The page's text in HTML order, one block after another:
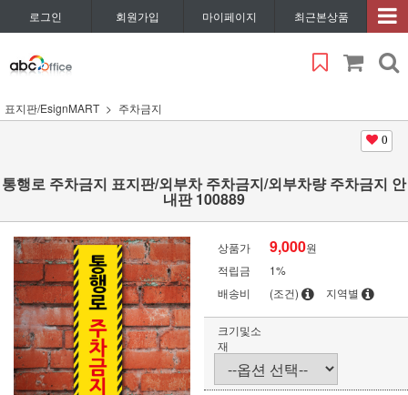
로그인 회원가입 마이페이지 최근본상품
표지판/EsignMART 주차금지
0
통행로 주차금지 표지판/외부차 주차금지/외부차량 주차금지 안
내판 100889
상품가 9,000원
적립금
1%
배송비
(조건) 지역별
크기및소
재